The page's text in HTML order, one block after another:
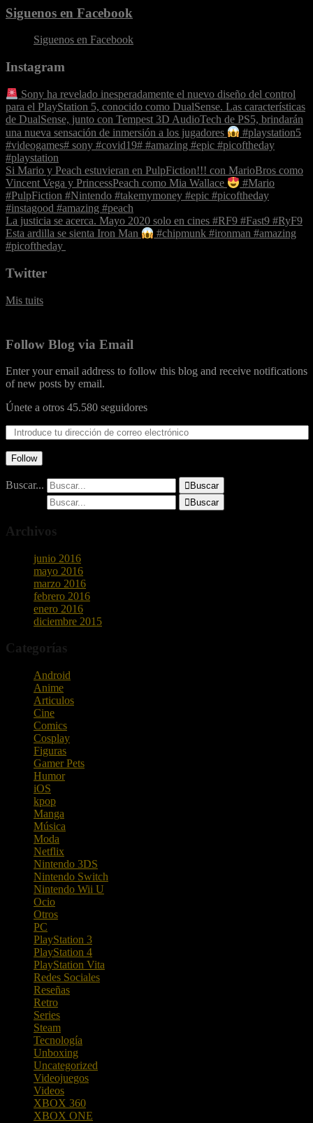
Siguenos en Facebook
Siguenos en Facebook
Instagram
Sony ha revelado inesperadamente el nuevo diseño del control
para el PlayStation 5, conocido como DualSense. Las características
de DualSense, junto con Tempest 3D AudioTech de PS5, brindarán
una nueva sensación de inmersión a los jugadores
#playstation5
#videogames# sony #covid19# #amazing #epic #picoftheday
#playstation
Si Mario y Peach estuvieran en PulpFiction!!! con MarioBros como
Vincent Vega y PrincessPeach como Mia Wallace
#Mario
#PulpFiction #Nintendo #takemymoney #epic #picoftheday
#instagood #amazing #peach
La justicia se acerca. Mayo 2020 solo en cines #RF9 #Fast9 #RyF9
‪Esta ardilla se sienta Iron Man
#chipmunk #ironman #amazing
#picoftheday ‬
Twitter
Mis tuits
Follow Blog via Email
Enter your email address to follow this blog and receive notifications
of new posts by email.
Únete a otros 45.580 seguidores
Follow
Buscar...  Buscar
 Buscar
Archivos
junio 2016
mayo 2016
marzo 2016
febrero 2016
enero 2016
diciembre 2015
Categorías
Android
Anime
Articulos
Cine
Comics
Cosplay
Figuras
Gamer Pets
Humor
iOS
kpop
Manga
Música
Moda
Netflix
Nintendo 3DS
Nintendo Switch
Nintendo Wii U
Ocio
Otros
PC
PlayStation 3
PlayStation 4
PlayStation Vita
Redes Sociales
Reseñas
Retro
Series
Steam
Tecnología
Unboxing
Uncategorized
Videojuegos
Videos
XBOX 360
XBOX ONE